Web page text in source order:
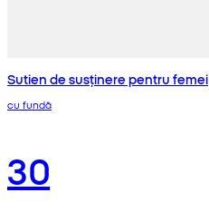
Sutien de susținere pentru femei
cu fundă
30